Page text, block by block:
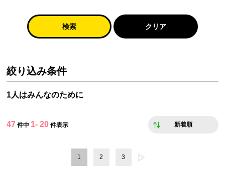
検索 クリア
絞り込み条件
1人はみんなのために
47 件中 1- 20 件表示 新着順
1 2 3